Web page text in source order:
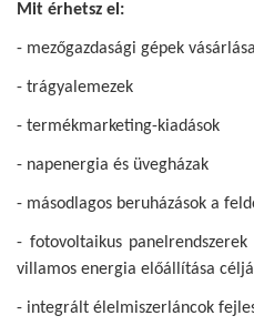
Mit érhetsz el:
- mezőgazdasági gépek vásárlása
- trágyalemezek
- termékmarketing-kiadások
- napenergia és üvegházak
- másodlagos beruházások a
- fotovoltaikus
villamos energia előállítása
- integrált élelmiszerláncok